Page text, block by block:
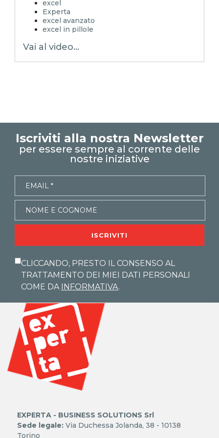
Xcamp teoria
excel
Experta
excel avanzato
excel in pillole
excel tutorial ita
EXCELoltreognilimite
tabelle pivot
modelli dati
discordanze
filtro rapporto
campi calcolati
elementi calcolati
Dirette streaming
Excel Tabelle Pivot
Vai al video...
Iscriviti alla nostra Newsletter
per essere sempre al corrente delle
nostre iniziative
ISCRIVITI
CLICCANDO, PRESTO IL CONSENSO AL
TRATTAMENTO DEI MIEI DATI PERSONALI
COME DA INFORMATIVA.
EXPERTA - BUSINESS SOLUTIONS Srl
Sede legale: Via Duchessa Jolanda, 38 - 10138
Torino